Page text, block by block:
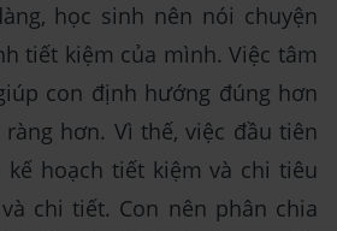
học sinh nên nói chuyện
tiết kiệm của mình. Việc tâm
con định hướng đúng hơn
hơn. Vì thế, việc đầu tiên
hoạch tiết kiệm và chi tiêu
chi tiết. Con nên phân chia